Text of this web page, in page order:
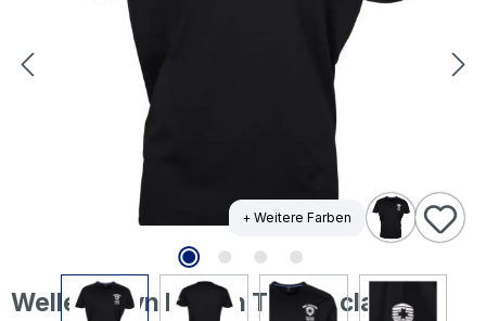
+ Weitere Farben
Wellensteyn Herren T-Shirt classic